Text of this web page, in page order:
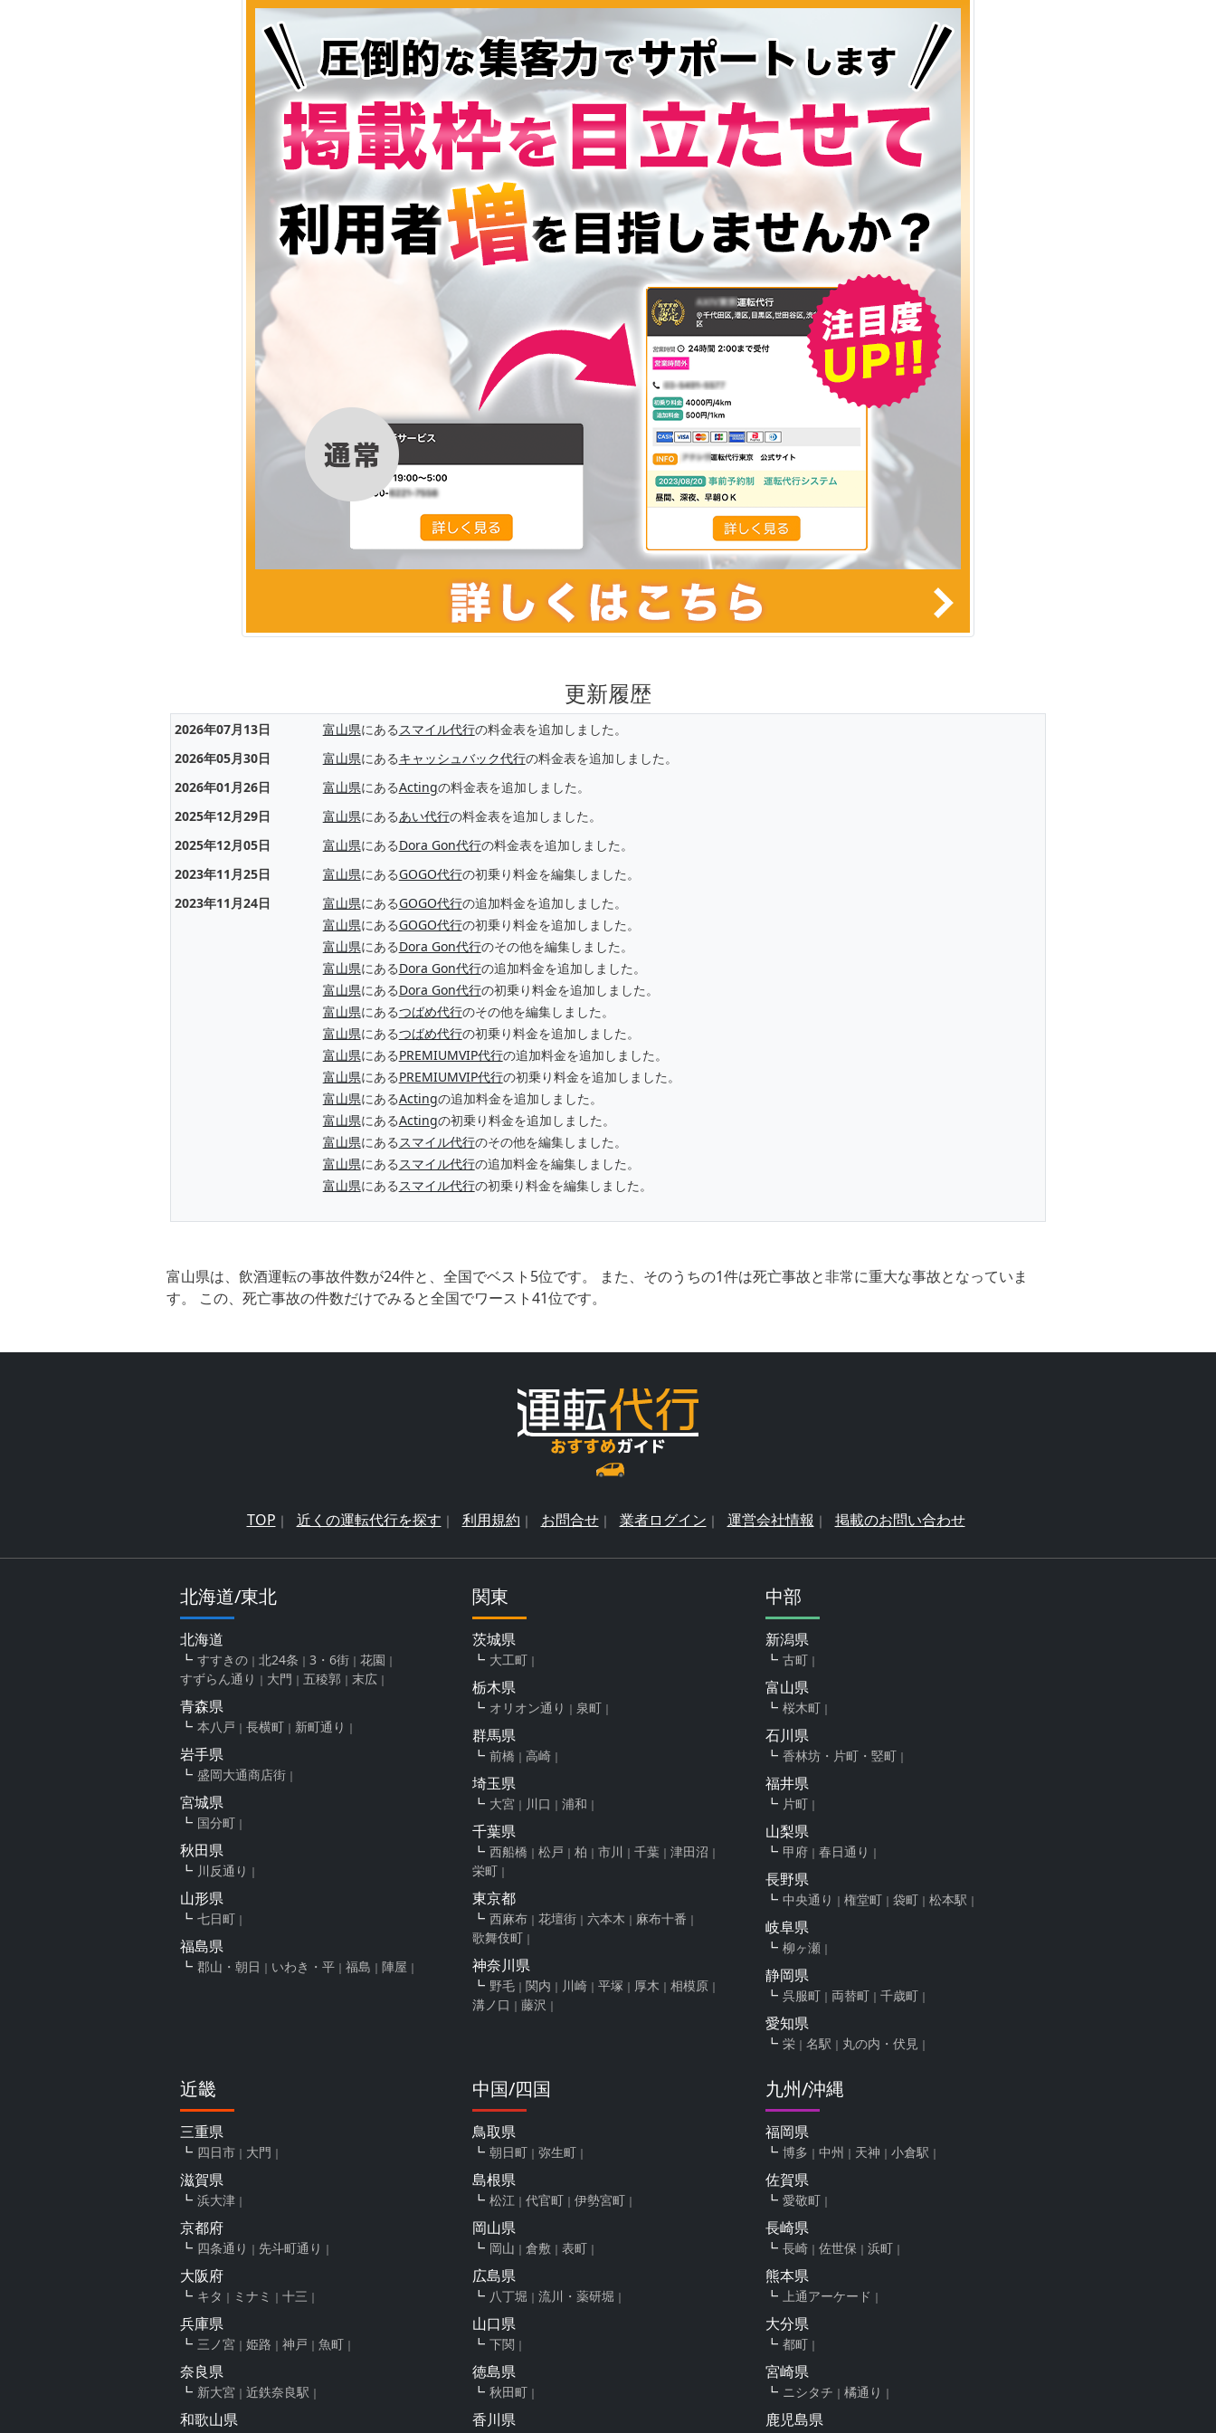
更新履歴
2026年07月13日 富山県にあるスマイル代行の料金表を追加しました。
2026年05月30日
富山県にあるキャッシュバック代行の料金表を追加しました。
2026年01月26日
富山県にあるActingの料金表を追加しました。
2025年12月29日
富山県にあるあい代行の料金表を追加しました。
2025年12月05日
富山県にあるDora Gon代行の料金表を追加しました。
2023年11月25日
富山県にあるGOGO代行の初乗り料金を編集しました。
2023年11月24日
富山県にあるGOGO代行の追加料金を追加しました。
富山県にあるGOGO代行の初乗り料金を追加しました。
富山県にあるDora Gon代行のその他を編集しました。
富山県にあるDora Gon代行の追加料金を追加しました。
富山県にあるDora Gon代行の初乗り料金を追加しました。
富山県にあるつばめ代行のその他を編集しました。
富山県にあるつばめ代行の初乗り料金を追加しました。
富山県にあるPREMIUMVIP代行の追加料金を追加しました。
富山県にあるPREMIUMVIP代行の初乗り料金を追加しました。
富山県にあるActingの追加料金を追加しました。
富山県にあるActingの初乗り料金を追加しました。
富山県にあるスマイル代行のその他を編集しました。
富山県にあるスマイル代行の追加料金を編集しました。
富山県にあるスマイル代行の初乗り料金を編集しました。
富山県は、飲酒運転の事故件数が24件と、全国でベスト5位です。 また、そのうちの1件は死亡事故と非常に重大な事故となっていま
す。 この、死亡事故の件数だけでみると全国でワースト41位です。
TOP 近くの運転代行を探す 利用規約 お問合せ 業者ログイン 運営会社情報 掲載のお問い合わせ
北海道/東北
北海道
すすきの 北24条 3・6街
花園
すずらん通り
大門 五稜郭 末広
青森県
本八戸 長横町 新町通り
岩手県
盛岡大通商店街
宮城県
国分町
秋田県
川反通り
山形県
七日町
福島県
郡山・朝日 いわき・平 福島 陣屋
関東
茨城県
大工町
栃木県
オリオン通り 泉町
群馬県
前橋 高崎
埼玉県
大宮 川口 浦和
千葉県
西船橋 松戸 柏 市川 千葉
津田沼
栄町
東京都
西麻布 花壇街 六本木
麻布十番
歌舞伎町
神奈川県
野毛 関内 川崎 平塚 厚木
相模原
溝ノ口
藤沢
中部
新潟県
古町
富山県
桜木町
石川県
香林坊・片町・竪町
福井県
片町
山梨県
甲府 春日通り
長野県
中央通り 権堂町 袋町 松本駅
岐阜県
柳ヶ瀬
静岡県
呉服町 両替町 千歳町
愛知県
栄 名駅 丸の内・伏見
近畿
三重県
四日市 大門
滋賀県
浜大津
京都府
四条通り 先斗町通り
大阪府
キタ ミナミ 十三
兵庫県
三ノ宮 姫路 神戸 魚町
奈良県
新大宮 近鉄奈良駅
和歌山県
中国/四国
鳥取県
朝日町 弥生町
島根県
松江 代官町 伊勢宮町
岡山県
岡山 倉敷 表町
広島県
八丁堀 流川・薬研堀
山口県
下関
徳島県
秋田町
香川県
九州/沖縄
福岡県
博多 中州 天神 小倉駅
佐賀県
愛敬町
長崎県
長崎 佐世保 浜町
熊本県
上通アーケード
大分県
都町
宮崎県
ニシタチ 橘通り
鹿児島県